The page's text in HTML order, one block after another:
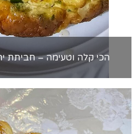
הכי קלה וטעימה – חביתת